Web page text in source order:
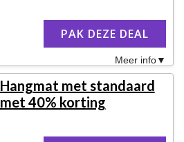
PAK DEZE DEAL
Meer info
Hangmat met standaard
met 40% korting